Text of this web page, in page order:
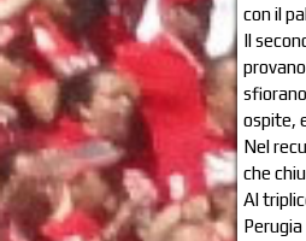
con il
Il
ospite,
Nel
che
Al